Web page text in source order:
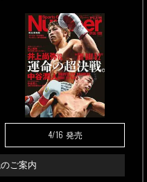
4/16 発売
ご案内